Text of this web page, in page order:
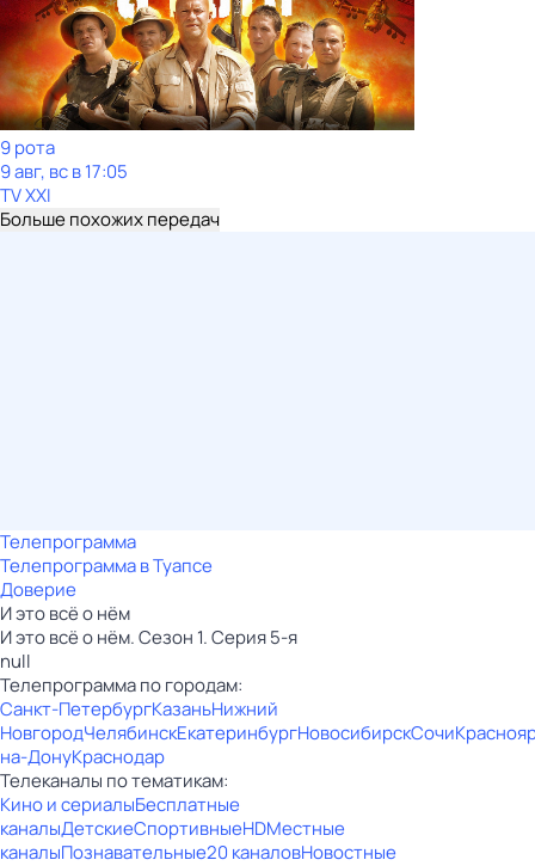
9 рота
9 авг, вс в 17:05
TV XXI
Больше похожих передач
Телепрограмма
Телепрограмма в Туапсе
Доверие
И это всё о нём
И это всё о нём. Сезон 1. Серия 5-я
null
Телепрограмма по городам:
Санкт-ПетербургКазаньНижний
НовгородЧелябинскЕкатеринбургНовосибирскСочи
на-ДонуКраснодар
Телеканалы по тематикам:
Кино и сериалыБесплатные
каналыДетскиеСпортивныеHDМестные
каналыПознавательные20 каналовНовостные